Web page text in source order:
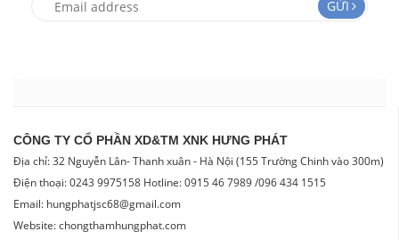
GỬI
CÔNG TY CỔ PHẦN XD&TM XNK HƯNG PHÁT
Địa chỉ: 32 Nguyễn Lân- Thanh xuân - Hà Nội (155 Trường Chinh vào 300m)
Điện thoại: 0243 9975158 Hotline: 0915 46 7989 /096 434 1515
Email: hungphatjsc68@gmail.com
Website: chongthamhungphat.com